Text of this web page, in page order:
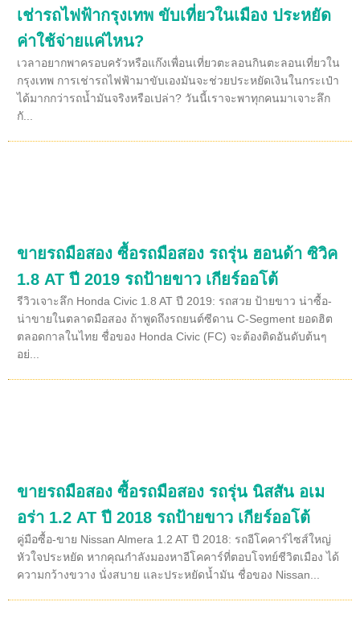
เช่ารถไฟฟ้ากรุงเทพ ขับเที่ยวในเมือง ประหยัด
ค่าใช้จ่ายแค่ไหน?
เวลาอยากพาครอบครัวหรือแก๊งเพื่อนเที่ยวตะลอนกินตะลอนเที่ยวใน
กรุงเทพ การเช่ารถไฟฟ้ามาขับเองมันจะช่วยประหยัดเงินในกระเป๋า
ได้มากกว่ารถน้ำมันจริงหรือเปล่า? วันนี้เราจะพาทุกคนมาเจาะลึก
กั...
ขายรถมือสอง ซื้อรถมือสอง รถรุ่น ฮอนด้า ซิวิค
1.8 AT ปี 2019 รถป้ายขาว เกียร์ออโต้
รีวิวเจาะลึก Honda Civic 1.8 AT ปี 2019: รถสวย ป้ายขาว น่าซื้อ-
น่าขายในตลาดมือสอง ถ้าพูดถึงรถยนต์ซีดาน C-Segment ยอดฮิต
ตลอดกาลในไทย ชื่อของ Honda Civic (FC) จะต้องติดอันดับต้นๆ
อย่...
ขายรถมือสอง ซื้อรถมือสอง รถรุ่น นิสสัน อเม
อร่า 1.2 AT ปี 2018 รถป้ายขาว เกียร์ออโต้
คู่มือซื้อ-ขาย Nissan Almera 1.2 AT ปี 2018: รถอีโคคาร์ไซส์ใหญ่
หัวใจประหยัด หากคุณกำลังมองหาอีโคคาร์ที่ตอบโจทย์ชีวิตเมือง ได้
ความกว้างขวาง นั่งสบาย และประหยัดน้ำมัน ชื่อของ Nissan...